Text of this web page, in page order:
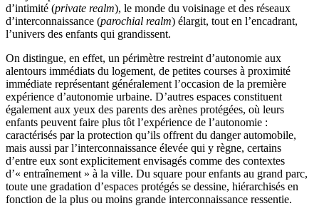
d’intimité (private realm), le monde du voisinage et des réseaux
d’interconnaissance (parochial realm) élargit, tout en l’encadrant,
l’univers des enfants qui grandissent.
On distingue, en effet, un périmètre restreint d’autonomie aux
alentours immédiats du logement, de petites courses à proximité
immédiate représentant généralement l’occasion de la première
expérience d’autonomie urbaine. D’autres espaces constituent
également aux yeux des parents des arènes protégées, où leurs
enfants peuvent faire plus tôt l’expérience de l’autonomie :
caractérisés par la protection qu’ils offrent du danger automobile,
mais aussi par l’interconnaissance élevée qui y règne, certains
d’entre eux sont explicitement envisagés comme des contextes
d’« entraînement » à la ville. Du square pour enfants au grand parc,
toute une gradation d’espaces protégés se dessine, hiérarchisés en
fonction de la plus ou moins grande interconnaissance ressentie.